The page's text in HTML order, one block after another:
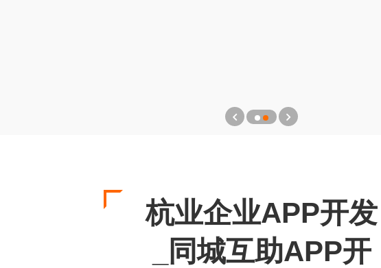
杭业企业APP开发
_同城互助APP开